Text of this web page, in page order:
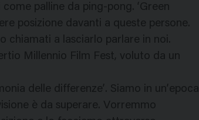
palline da ping-pong. ‘Green
posizione davanti a queste persone.
chiamati a lasciarlo parlare in noi.
Millennio Film Fest, voluto da un
delle differenze’. Siamo in un’epoca
è da superare. Vorremmo